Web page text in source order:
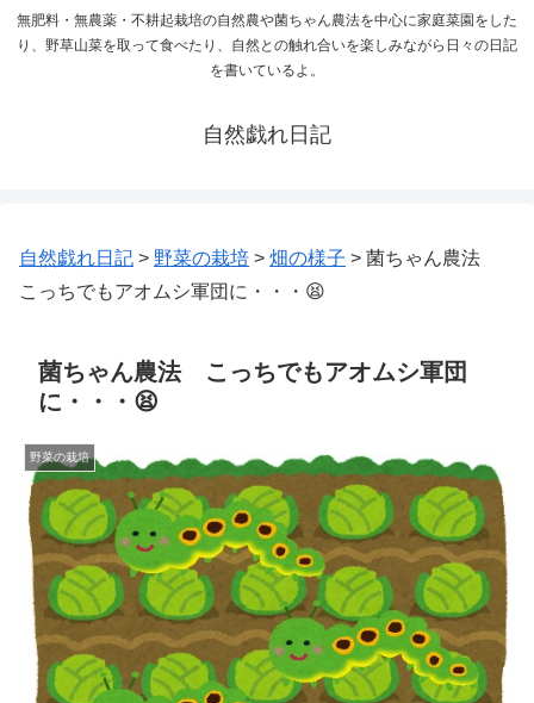
無肥料・無農薬・不耕起栽培の自然農や菌ちゃん農法を中心に家庭菜園をした
り、野草山菜を取って食べたり、自然との触れ合いを楽しみながら日々の日記
を書いているよ。
自然戯れ日記
自然戯れ日記 > 野菜の栽培 > 畑の様子 > 菌ちゃん農法
こっちでもアオムシ軍団に・・・😫
菌ちゃん農法 こっちでもアオムシ軍団
に・・・😫
野菜の栽培